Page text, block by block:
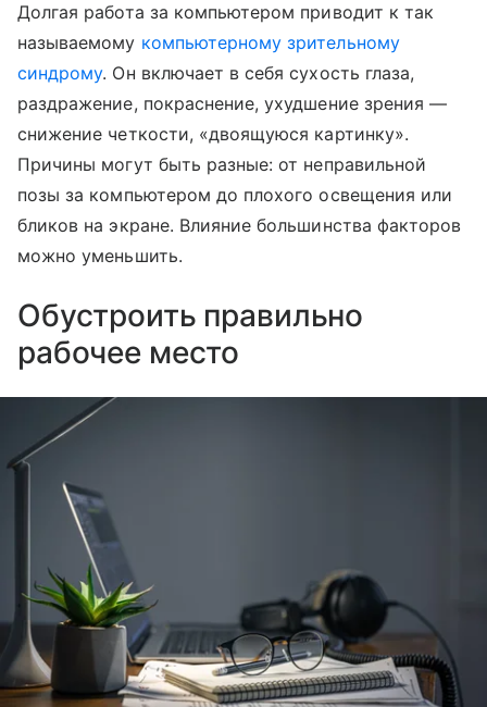
Долгая работа за компьютером приводит к так
называемому компьютерному зрительному
синдрому. Он включает в себя сухость глаза,
раздражение, покраснение, ухудшение зрения —
снижение четкости, «двоящуюся картинку».
Причины могут быть разные: от неправильной
позы за компьютером до плохого освещения или
бликов на экране. Влияние большинства факторов
можно уменьшить.
Обустроить правильно
рабочее место